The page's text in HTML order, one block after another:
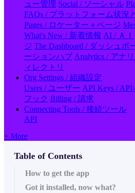
ュー管理 Social / ソーシャル
FAQs / プラットフォーム状況
Pages / ロケーター＋ページ
What's New / 新着情報 AI / ＡＩ
ジ The Dashboard / ダッシュボ
ーションハブ Analytics / アナ
ィレクトリ
Org Settings / 組織設定
Users / ユーザー API Keys / API
フック Billing / 請求
Connecting Tools / 接続ツール
API
+ More
Table of Contents
How to get the app
Got it installed, now what?